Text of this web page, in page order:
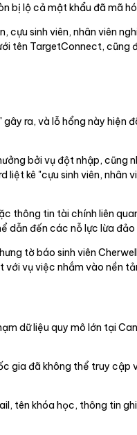
bị lộ cả mật khẩu đã mã
sinh viên, nhân viên
tên TargetConnect, cũng
ra, và lỗ hổng này hiện
bởi vụ đột nhập, cũng
kê "cựu sinh viên, nhân
tin tài chính liên
dẫn đến các nỗ lực lừa đảo
tờ báo sinh viên
vụ việc nhắm vào nền
dữ liệu quy mô lớn tại
gia đã không thể truy
tên khóa học, thông tin